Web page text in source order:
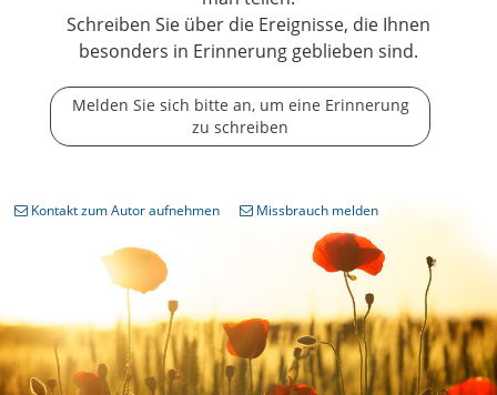
Schreiben Sie über die Ereignisse, die Ihnen
besonders in Erinnerung geblieben sind.
Melden Sie sich bitte an, um eine Erinnerung
zu schreiben
Kontakt zum Autor aufnehmen Missbrauch melden